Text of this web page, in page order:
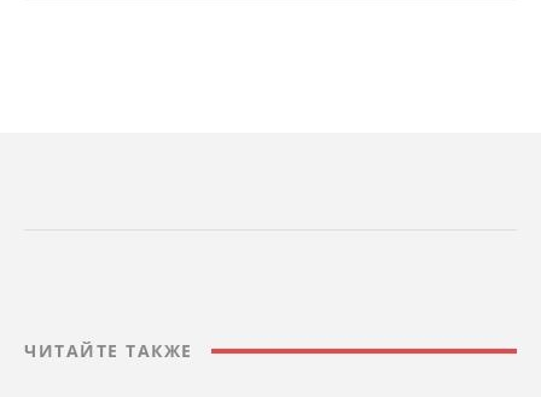
ЧИТАЙТЕ ТАКЖЕ